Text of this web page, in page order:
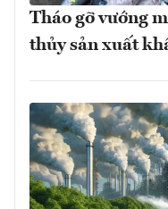
Tháo gỡ vướng
thủy sản xuất